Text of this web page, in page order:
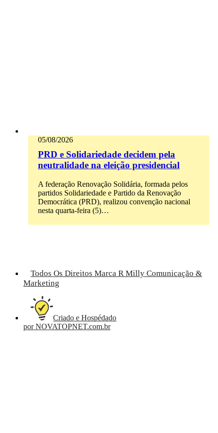
05/08/2026
PRD e Solidariedade decidem pela
neutralidade na eleição presidencial
A federação Renovação Solidária, formada pelos
partidos Solidariedade e Partido da Renovação
Democrática (PRD), realizou convenção nacional
nesta quarta-feira (5)…
Todos Os Direitos Marca R Milly Comunicação &
Marketing
Criado e Hospédado
por NOVATOPNET.com.br